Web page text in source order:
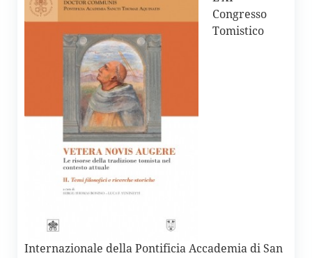
Congresso
Tomistico
Internazionale della Pontificia Accademia di San